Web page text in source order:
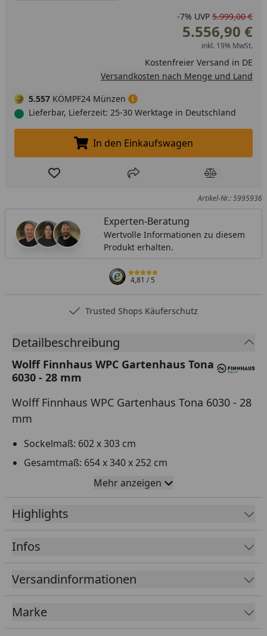
-7% UVP 5.999,00 €
5.556,90 €
inkl. 19% MwSt.
Kostenfreier Versand in DE
Versandkosten nach Menge und Land
5.557 KÖMPF24 Münzen
Lieferbar, Lieferzeit: 25-30 Werktage in Deutschland
In den Einkaufswagen legen
In den Einkaufswagen
Produkt zur Wunschliste hinzufügen
Teilen Produkt
Artikel-Nr.: 5995936
Experten-Beratung
Wertvolle Informationen zu diesem
Produkt erhalten.
4,81/ 5
Trusted Shops Käuferschutz
Detailbeschreibung
Wolff Finnhaus WPC Gartenhaus Tona
6030 - 28 mm
Wolff Finnhaus WPC Gartenhaus Tona 6030 - 28
mm
Sockelmaß: 602 x 303 cm
Gesamtmaß: 654 x 340 x 252 cm
28 mm coextrudierte WPC-Wandbohle
Moderne Eckverbindung mit Aluminiumblende
Dachblende, Dachsparren und Bodenrahmen aus
Aluminium
Dach aus Metall-Kunststoff-Verbund inkl.
Dachrinne
Mit großzügiger Lounge
Aluminium-Doppeltür mit Zylinderschloss und
Lichtausschnitt
Mehr anzeigen
Highlights
Infos
Versandinformationen
Marke